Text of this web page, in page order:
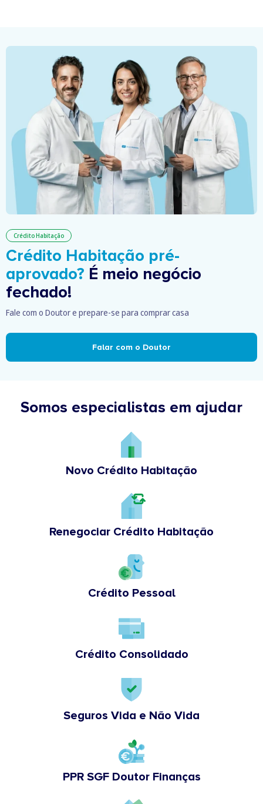
Crédito Habitação
Crédito Habitação pré-
aprovado? É meio negócio
fechado!
Fale com o Doutor e prepare-se para comprar casa
Falar com o Doutor
Somos especialistas em ajudar
Novo Crédito Habitação
Renegociar Crédito Habitação
Crédito Pessoal
Crédito Consolidado
Seguros Vida e Não Vida
PPR SGF Doutor Finanças